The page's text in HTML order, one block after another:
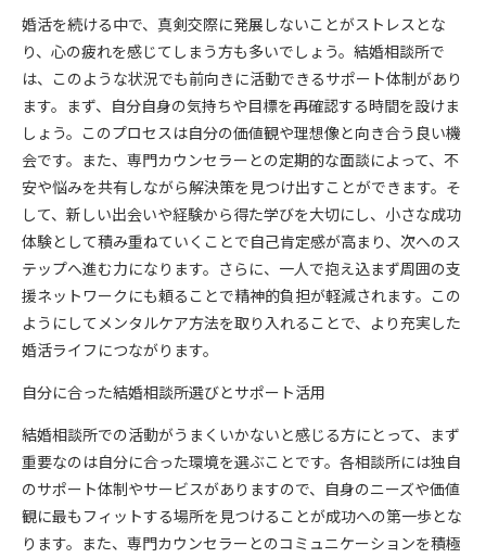
婚活を続ける中で、真剣交際に発展しないことがストレスとな
り、心の疲れを感じてしまう方も多いでしょう。結婚相談所で
は、このような状況でも前向きに活動できるサポート体制があり
ます。まず、自分自身の気持ちや目標を再確認する時間を設けま
しょう。このプロセスは自分の価値観や理想像と向き合う良い機
会です。また、専門カウンセラーとの定期的な面談によって、不
安や悩みを共有しながら解決策を見つけ出すことができます。そ
して、新しい出会いや経験から得た学びを大切にし、小さな成功
体験として積み重ねていくことで自己肯定感が高まり、次へのス
テップへ進む力になります。さらに、一人で抱え込まず周囲の支
援ネットワークにも頼ることで精神的負担が軽減されます。この
ようにしてメンタルケア方法を取り入れることで、より充実した
婚活ライフにつながります。
自分に合った結婚相談所選びとサポート活用
結婚相談所での活動がうまくいかないと感じる方にとって、まず
重要なのは自分に合った環境を選ぶことです。各相談所には独自
のサポート体制やサービスがありますので、自身のニーズや価値
観に最もフィットする場所を見つけることが成功への第一歩とな
ります。また、専門カウンセラーとのコミュニケーションを積極